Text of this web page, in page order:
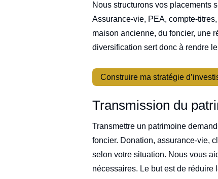
Nous structurons vos placements
Assurance-vie, PEA, compte-
maison ancienne, du foncier, une
diversification sert donc à rendre
Construire ma stratégie
Transmission du
Transmettre un patrimoine
foncier. Donation, assurance-vie,
selon votre situation. Nous vous
nécessaires. Le but est de réduire